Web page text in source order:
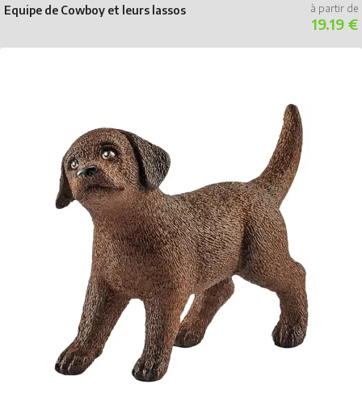
Equipe de Cowboy et leurs lassos
19.19 €